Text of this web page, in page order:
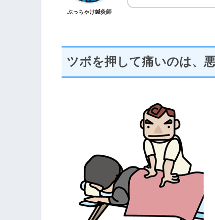
ぶっちゃけ鍼灸師
ツボを押して痛いのは、